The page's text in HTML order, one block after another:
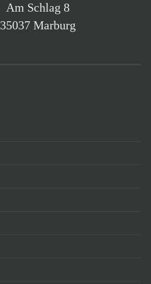
Am Schlag 8
35037 Marburg